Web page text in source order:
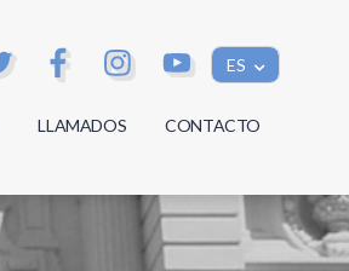
ES
LLAMADOS CONTACTO